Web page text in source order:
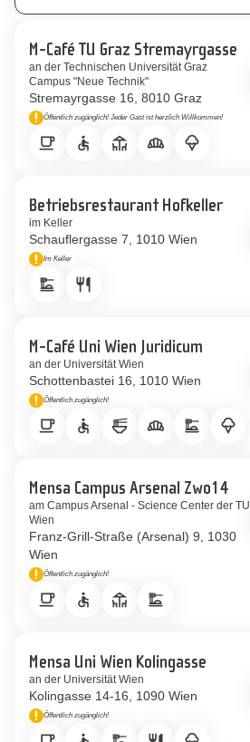
M-Café TU Graz Stremayrgasse
an der Technischen Universität Graz
Campus "Neue Technik"
Stremayrgasse 16 8010 Graz
priority_highÖffentlich zugänglich! Jeder Gast ist herzlich Willkommen!
local_cafe accessible deck bakery_dining icecream
Betriebsrestaurant Hofkeller
im Keller
Schauflergasse 7 1010 Wien
priority_highIm Keller
dinner_dining restaurant
M-Café Uni Wien Juridicum
an der Universität Wien
Schottenbastei 16 1010 Wien
priority_highÖffentlich zugänglich!
local_cafe accessible ramen_dining bakery_dining dinner_dining icecream
Mensa Campus Arsenal Zwo14
am Campus Arsenal - Science Center der TU
Wien
Franz-Grill-Straße (Arsenal) 9
1030
Wien
priority_highÖffentlich zugänglich!
local_cafe accessible deck dinner_dining
Mensa Uni Wien Kolingasse
an der Universität Wien
Kolingasse 14-16 1090 Wien
priority_highÖffentlich zugänglich!